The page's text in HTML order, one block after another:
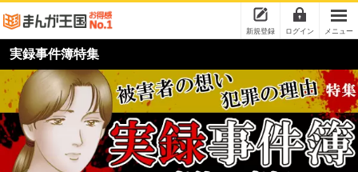
新規登録 ログイン メニュー
実録事件簿特集